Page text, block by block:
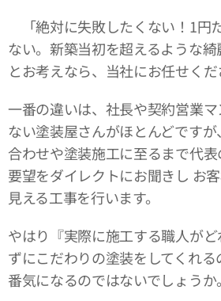
「絶対に失敗したくない！1円
ない。新築当初を超えるような綺
とお考えなら、当社にお任せくだ
一番の違いは、社長や契約営業
ない塗装屋さんがほとんどです
合わせや塗装施工に至るまで代
要望をダイレクトにお聞きし お
見える工事を行います。
やはり『実際に施工する職人が
ずにこだわりの塗装をしてくれ
番気になるのではないでしょうか。